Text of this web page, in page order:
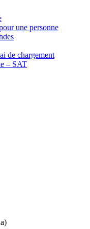
une personne
de chargement
– SAT